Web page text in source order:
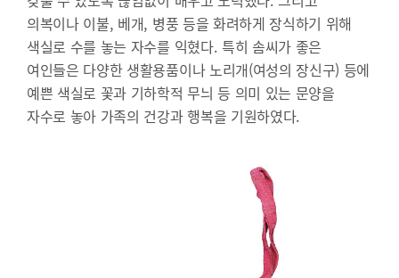
의복이나 이불, 베개, 병풍 등을 화려하게 장식하기 위해
색실로 수를 놓는 자수를 익혔다. 특히 솜씨가 좋은
여인들은 다양한 생활용품이나 노리개(여성의 장신구) 등에
예쁜 색실로 꽃과 기하학적 무늬 등 의미 있는 문양을
자수로 놓아 가족의 건강과 행복을 기원하였다.